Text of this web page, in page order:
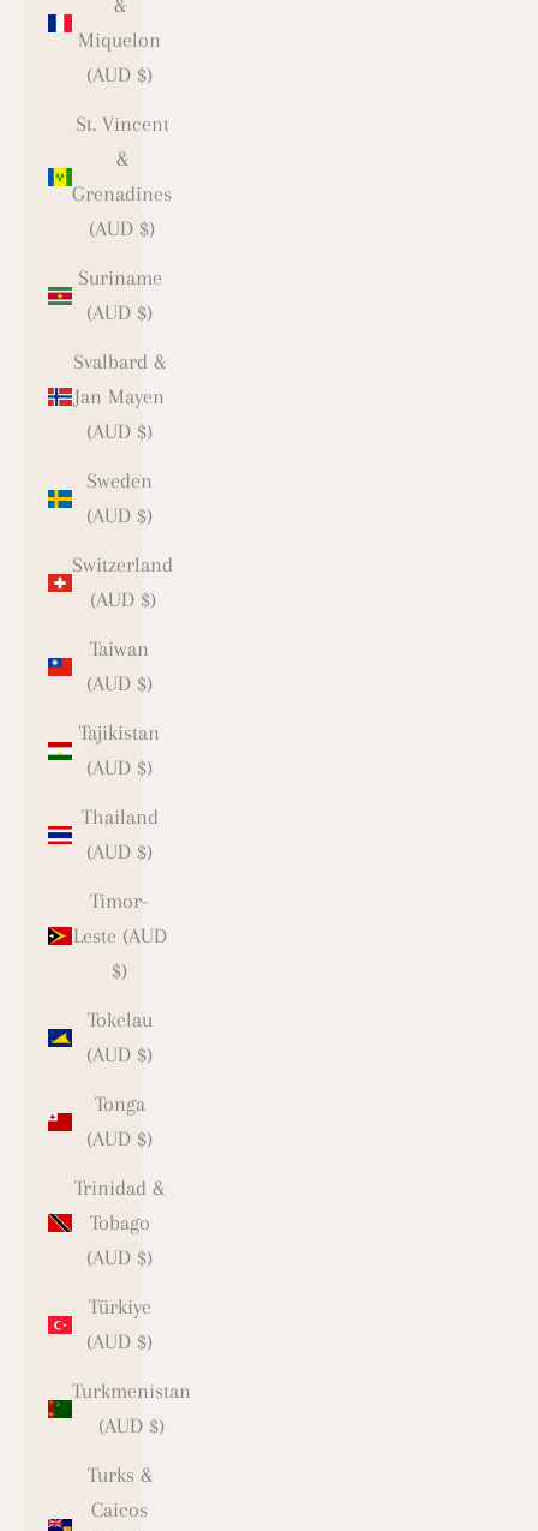
&
Miquelon
(AUD $)
St. Vincent
&
Grenadines
(AUD $)
Suriname
(AUD $)
Svalbard &
Jan Mayen
(AUD $)
Sweden
(AUD $)
Switzerland
(AUD $)
Taiwan
(AUD $)
Tajikistan
(AUD $)
Thailand
(AUD $)
Timor-
Leste (AUD
$)
Tokelau
(AUD $)
Tonga
(AUD $)
Trinidad &
Tobago
(AUD $)
Türkiye
(AUD $)
Turkmenistan
(AUD $)
Turks &
Caicos